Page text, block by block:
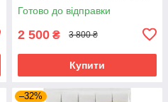
Готово до відправки
2 500 ₴ 3 800 ₴
Купити
–32%